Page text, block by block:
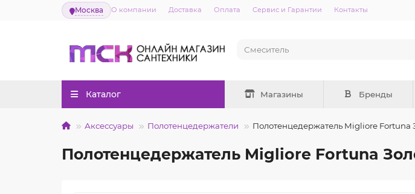
Москва О компании Доставка Оплата Сервис и Гарантии Контакты
Каталог Магазины Бренды
Аксессуары Полотенцедержатели Полотенцедержатель Migliore Fortuna
Полотенцедержатель Migliore Fortuna